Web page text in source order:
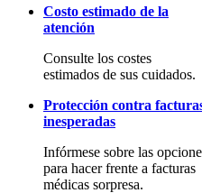
Costo estimado de la
atención
Consulte los costes
estimados de sus cuidados.
Protección contra
inesperadas
Infórmese sobre las
para hacer frente a facturas
médicas sorpresa.